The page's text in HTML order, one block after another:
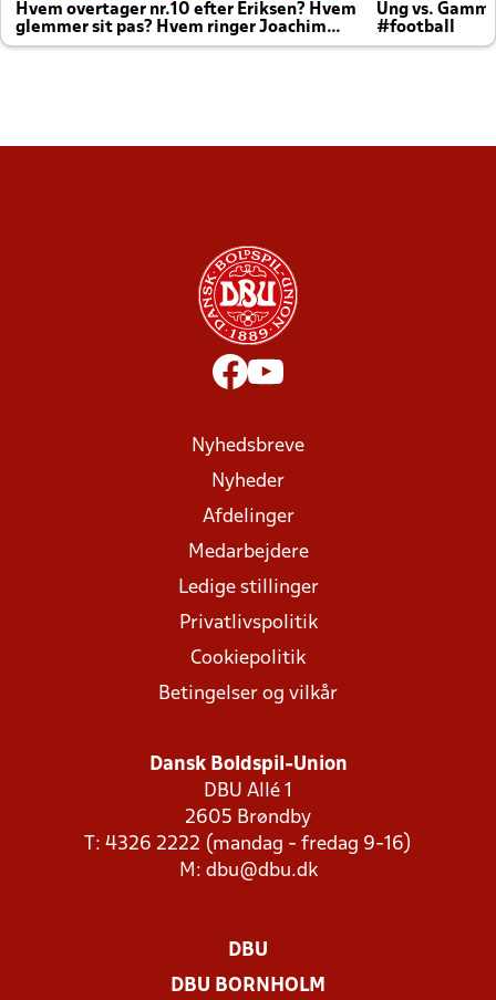
Hvem overtager nr.10 efter Eriksen? Hvem
glemmer sit pas? Hvem ringer Joachim
altid til efter kampe?
Ung vs.
#football
Nyhedsbreve
Nyheder
Afdelinger
Medarbejdere
Ledige stillinger
Privatlivspolitik
Cookiepolitik
Betingelser og vilkår
Dansk Boldspil-Union
DBU Allé 1
2605 Brøndby
T: 4326 2222 (mandag - fredag 9-16)
M: dbu@dbu.dk
DBU
DBU BORNHOLM